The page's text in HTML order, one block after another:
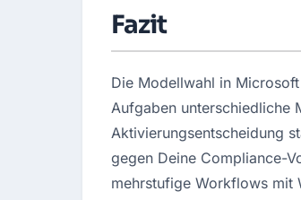
Fazit
Die Modellwahl in
Aufgaben unterschiedliche
Aktivierungsentscheidung
gegen Deine Compliance-
mehrstufige Workflows mit